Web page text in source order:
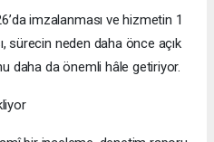
imzalanması ve hizmetin 1
sürecin neden daha önce açık
daha da önemli hâle getiriyor.